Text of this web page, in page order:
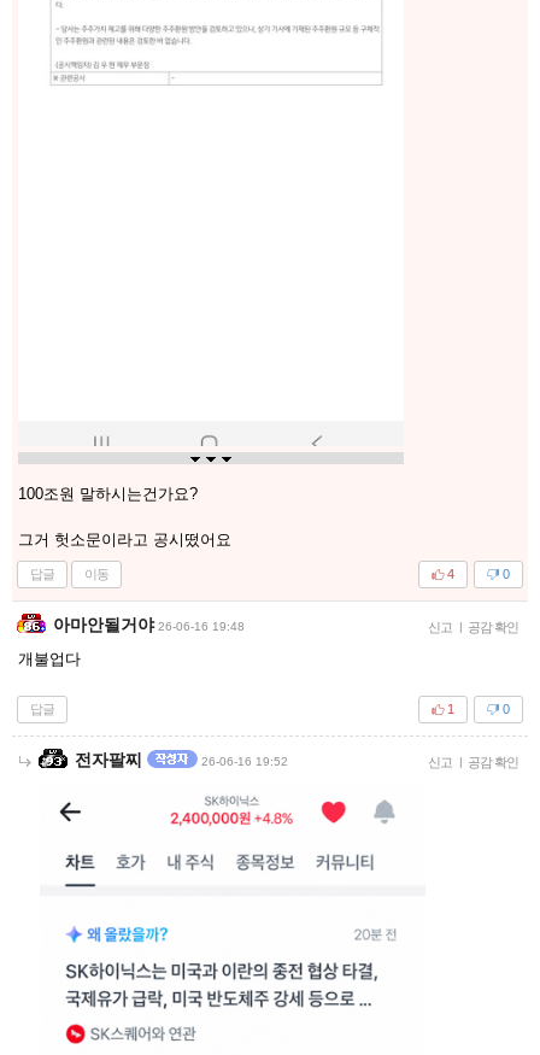
100조원 말하시는건가요?
그거 헛소문이라고 공시떴어요
답글 이동 0
4
아마안될거야 26-06-16 19:48 신고 | 공감 확인
개불업다
답글 0
1
전자팔찌 26-06-16 19:52 신고 | 공감 확인